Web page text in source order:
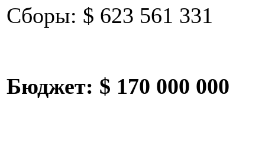
Сборы: $ 623 561 331
Бюджет: $ 170 000 000